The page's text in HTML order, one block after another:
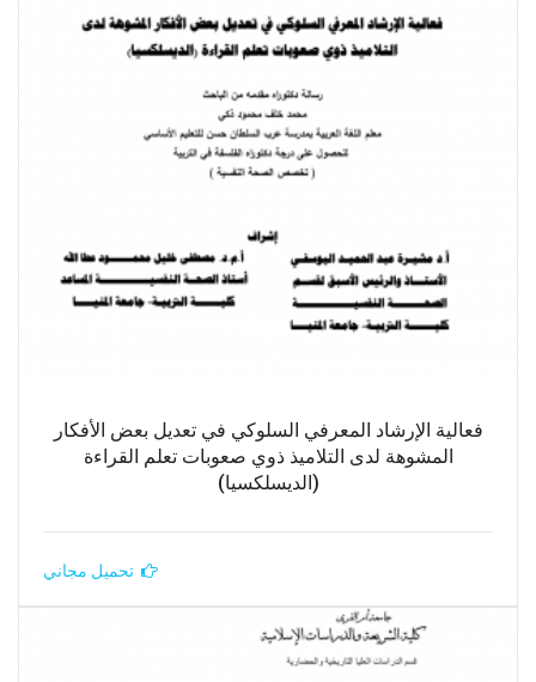
فعالية الإرشاد المعرفي السلوكي في تعديل بعض الأفكار
المشوهة لدى التلاميذ ذوي صعوبات تعلم القراءة
(الديسلكسيا)
تحميل مجاني